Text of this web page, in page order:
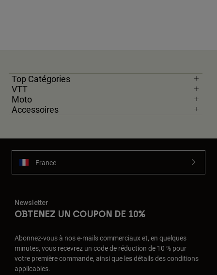
Top Catégories
VTT
Moto
Accessoires
France
Newsletter
OBTENEZ UN COUPON DE 10%
Abonnez-vous à nos e-mails commerciaux et, en quelques
minutes, vous recevrez un code de réduction de 10 % pour
votre première commande, ainsi que les détails des conditions
applicables.